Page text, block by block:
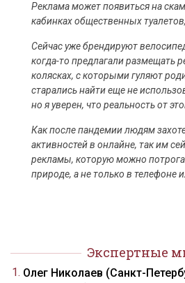
Реклама может появиться на
кабинках общественных
Сейчас уже брендируют
когда-то предлагали размещать
колясках, с которыми гуляют
старались найти еще не
но я уверен, что реальность от
Как после пандемии людям
активностей в онлайне, так им
рекламы, которую можно
природе, а не только в телефоне
Экспертные
Олег Николаев (Санкт-